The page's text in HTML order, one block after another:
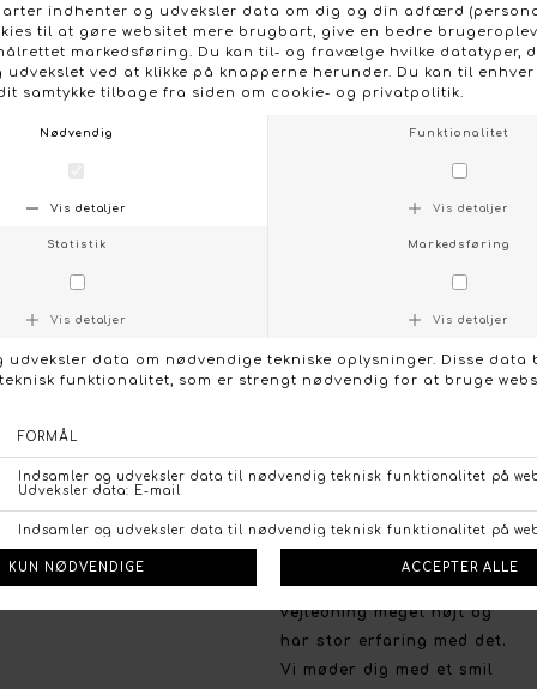
KONTAKT OS
FACEBOOK
Følg os på :
Facebook
Persondata politik
Fortrydelsesret
Betalingsmuligheder
Åbn GDPR-popup
Om Boutique Dorthe
Stort udvalg og gode priser
Vi lægger stor vægt på et
prisvenligt niveau uden at
gå på kompromis med
kvaliteten.
Så har du brug for en
rådgivning og vejledning er
bedste. Vi vægter personlig
vejledning meget højt og
har stor erfaring med det.
Vi møder dig med et smil